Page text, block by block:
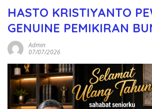
HASTO KRISTIYANTO
GENUINE PEMIKIRAN
Admin
07/07/2026